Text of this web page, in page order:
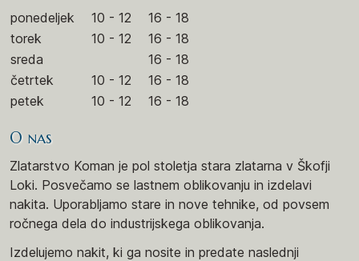
ponedeljek 10 - 12
16 - 18
torek
10 - 12
16 - 18
sreda
16 - 18
četrtek
10 - 12
16 - 18
petek
10 - 12 16 - 18
O nas
Zlatarstvo Koman je pol stoletja stara zlatarna v Škofji
Loki. Posvečamo se lastnem oblikovanju in izdelavi
nakita. Uporabljamo stare in nove tehnike, od povsem
ročnega dela do industrijskega oblikovanja.
Izdelujemo nakit, ki ga nosite in predate naslednji